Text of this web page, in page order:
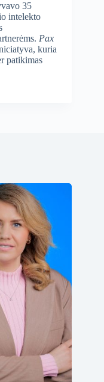
35
intelekto
Pax
kuria
patikimas